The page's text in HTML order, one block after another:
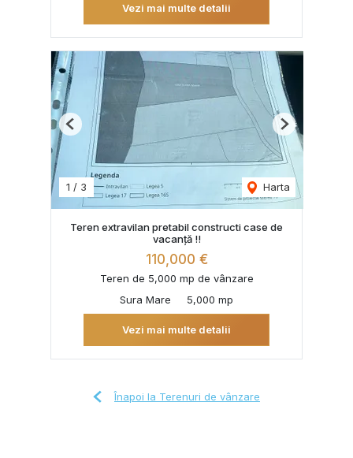
Vezi mai multe detalii
1 / 3 Harta
Previous Next
Teren extravilan pretabil constructi case de
vacanță !!
110,000 €
Teren de 5,000 mp de vânzare
Sura Mare
5,000 mp
Vezi mai multe detalii
Înapoi la Terenuri de vânzare